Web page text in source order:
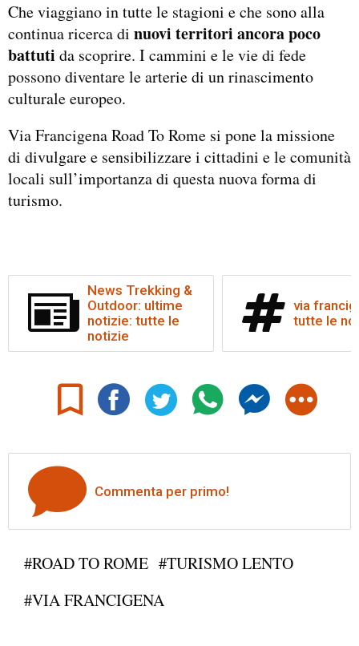
Che viaggiano in tutte le stagioni e che sono alla
continua ricerca di nuovi territori ancora poco
battuti da scoprire. I cammini e le vie di fede
possono diventare le arterie di un rinascimento
culturale europeo.
Via Francigena Road To Rome si pone la missione
di divulgare e sensibilizzare i cittadini e le comunità
locali sull’importanza di questa nuova forma di
turismo.
News Trekking &
Outdoor: ultime
notizie: tutte le
notizie
via
tutte le
Commenta per primo!
#ROAD TO ROME #TURISMO LENTO
#VIA FRANCIGENA